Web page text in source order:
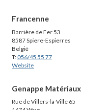
Francenne
Barrière de Fer 53
8587 Spiere-Espierres
België
T:056/45 55 77
Website
Genappe Matériaux
Rue de Villers-la-Ville 65